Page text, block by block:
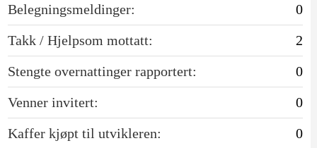
Belegningsmeldinger:
0
Takk / Hjelpsom mottatt:
2
Stengte overnattinger rapportert:
0
Venner invitert:
0
Kaffer kjøpt til utvikleren:
0